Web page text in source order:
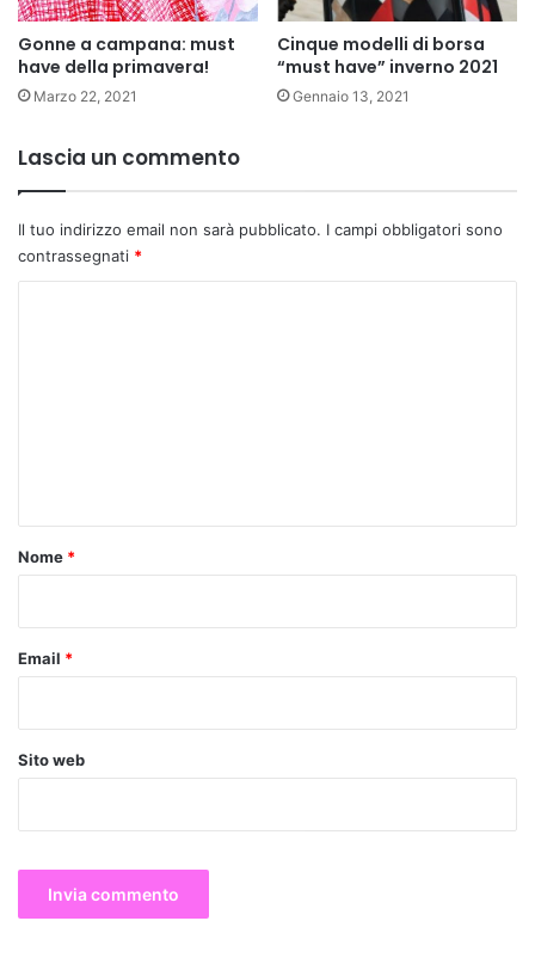
Gonne a campana: must
have della primavera!
Marzo 22, 2021
Cinque modelli di borsa
“must have” inverno 2021
Gennaio 13, 2021
Lascia un commento
Il tuo indirizzo email non sarà pubblicato. I campi obbligatori sono
contrassegnati *
o
Nome *
Email *
Sito web